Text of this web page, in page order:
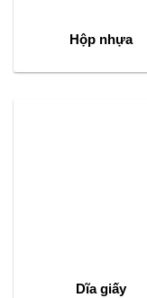
Hộp nhựa
Dĩa giấy